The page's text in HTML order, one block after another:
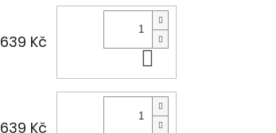
639 Kč
Do košíku
639 Kč